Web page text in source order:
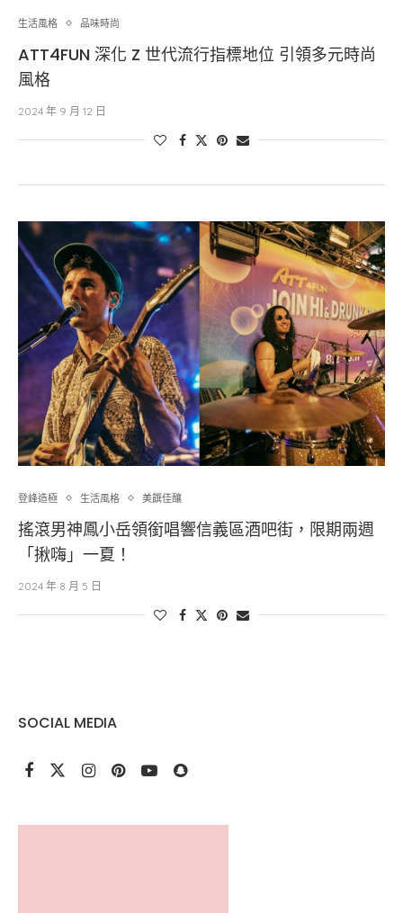
生活風格 品味時尚
ATT4FUN 深化 Z 世代流行指標地位 引領多元時尚
風格
2024 年 9 月 12 日
登峰造極 生活風格 美饌佳釀
搖滾男神鳳小岳領銜唱響信義區酒吧街，限期兩週
「揪嗨」一夏！
2024 年 8 月 5 日
SOCIAL MEDIA